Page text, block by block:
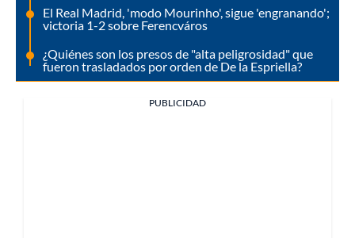
El Real Madrid, 'modo Mourinho', sigue 'engranando';
victoria 1-2 sobre Ferencváros
¿Quiénes son los presos de "alta peligrosidad" que
fueron trasladados por orden de De la Espriella?
PUBLICIDAD